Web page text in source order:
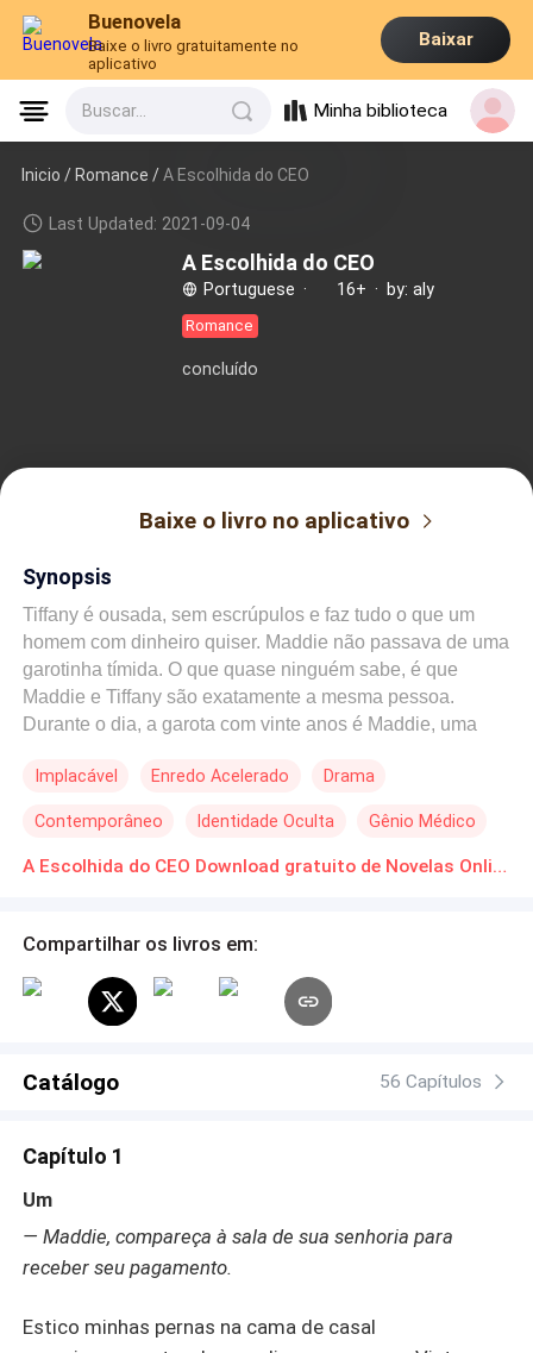
Buenovela
Baixe o livro gratuitamente no
aplicativo
Baixar
Buscar... Minha biblioteca
Inicio /Romance /A Escolhida do CEO
Last Updated: 2021-09-04
A Escolhida do CEO
Portuguese · 16+ · by: aly
Romance
concluído
Baixe o livro no aplicativo
Synopsis
Tiffany é ousada, sem escrúpulos e faz tudo o que um
homem com dinheiro quiser. Maddie não passava de uma
garotinha tímida. O que quase ninguém sabe, é que
Maddie e Tiffany são exatamente a mesma pessoa.
Durante o dia, a garota com vinte anos é Maddie, uma
Uma das melhores mulheres do bordel Luxúria. A garota
senhoria lhe manda cuidar daquele que oferecer mais
dinheiro. Tiffany, não conta a ninguém sobre seu
White, aparece na casa oferecendo um alto valor só para
mas sua vida começará a mudar drasticamente a partir
daí. O que ela não também não sabe, é que ele também
Implacável Enredo Acelerado Drama
Contemporâneo Identidade Oculta Gênio Médico
A Escolhida do CEO Download gratuito de Novelas Online em PDF
Compartilhar os livros em:
Catálogo 56 Capítulos
Capítulo 1
Um
— Maddie, compareça à sala de sua senhoria para
receber seu pagamento.
Estico minhas pernas na cama de casal